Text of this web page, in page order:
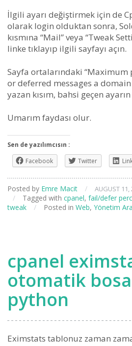
İlgili ayarı değiştirmek için de
olarak login olduktan sonra,
kısmına “Mail” veya “Tweak
linke tıklayıp ilgili sayfayı açın.
Sayfa ortalarındaki “Maximum
or deferred messages a
yazan kısım, bahsi geçen
Umarım faydası olur.
Sen de yazılımcısın :
Facebook
Twitter
Posted by Emre Macit / AUGUST 11,
/
Tagged with cpanel, fail/defer
tweak
/ Posted in Web, Yönetim
cpanel
otomatik
python
Eximstats tablonuz zaman